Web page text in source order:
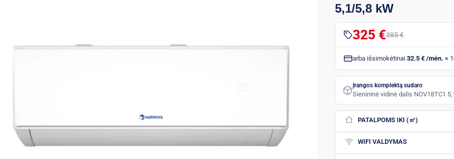
5,1/5,8 kW
325 €385 €
arba išsimokėtinai 32.5 € /mėn. ×
Įrangos komplektą sudaro
Sienininė vidinė dalis NOV18TC1
PATALPOMS IKI (㎡)
WIFI VALDYMAS